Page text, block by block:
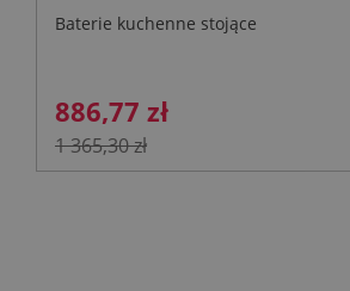
Baterie kuchenne stojące
886,77 zł
1 365,30 zł